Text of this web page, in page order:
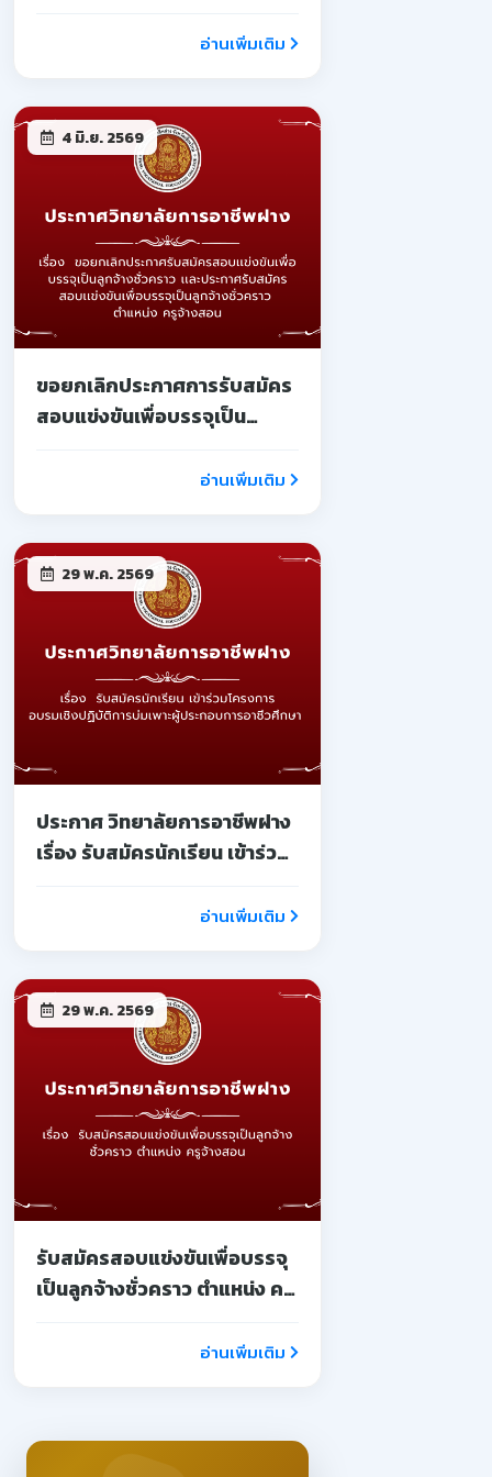
อ่านเพิ่มเติม
4 มิ.ย. 2569
ขอยกเลิกประกาศการรับสมัคร
สอบแข่งขันเพื่อบรรจุเป็น
อ่านเพิ่มเติม
29 พ.ค. 2569
ประกาศ วิทยาลัยการอาชีพฝาง
เรื่อง รับสมัครนักเรียน เข้าร่วม
บ่มเพาะผู้ประกอบการอ่านเพิ่มเติม
29 พ.ค. 2569
รับสมัครสอบแข่งขันเพื่อบรรจุ
เป็นลูกจ้างชั่วคราว ตำแหน่ง ครู
อ่านเพิ่มเติม